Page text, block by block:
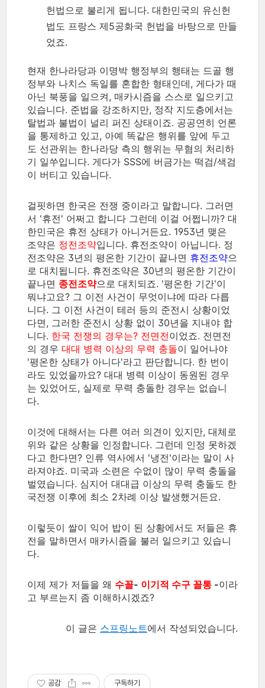
헌법으로 불리게 됩니다. 대한민국의 유신헌
법도 프랑스 제5공화국 헌법을 바탕으로 만들
었죠.
현재 한나라당과 이명박 행정부의 행태는 드골 행
정부와 나치스 독일를 혼합한 형태인데, 게다가 때
아닌 북풍을 일으켜, 매카시즘을 스스로 일으키고
있습니다. 준법을 강조하지만, 정작 지도층에서는
탈법과 불법이 널리 퍼진 상태이죠. 공공연히 언론
을 통제하고 있고, 아예 똑같은 행위를 앞에 두고
도 선관위는 한나라당 측의 행위는 무혐의 처리하
기 일쑤입니다. 게다가 SSS에 버금가는 떡검/색검
이 버티고 있습니다.
걸핏하면 한국은 전쟁 중이라고 말합니다. 그러면
서 '휴전' 어쩌고 합니다 그런데 이걸 어쩝니까? 대
한민국은 휴전 상태가 아니거든요. 1953년 맺은
조약은 정전조약입니다. 휴전조약이 아닙니다. 정
전조약은 3년의 평온한 기간이 끝나면 휴전조약으
로 대치됩니다. 휴전조약은 30년의 평온한 기간이
끝나면 종전조약으로 대치되죠. '평온한 기간'이
뭐냐고요? 그 이전 사건이 무엇이냐에 따라 다릅
니다. 그 이전 사건이 테러 등의 준전시 상황이었
다면, 그러한 준전시 상황 없이 30년을 지내야 합
니다. 한국 전쟁의 경우는? 전면전이었죠. 전면전
의 경우 대대 병력 이상의 무력 충돌이 일어나야
'평온한 상태가 아니다'라고 판단합니다. 한 번이
라도 있었을까요? 대대 병력 이상이 동원된 경우
는 있었어도, 실제로 무력 충돌한 경우는 없습니
다.
이것에 대해서는 다른 여러 의견이 있지만, 대체로
위와 같은 상황을 인정합니다. 그런데 인정 못하겠
다고 한다면? 인류 역사에서 '냉전'이라는 말이 사
라져야죠. 미국과 소련은 수없이 많이 무력 충돌을
벌였습니다. 심지어 대대급 이상의 무력 충돌도 한
국전쟁 이후에 최소 2차례 이상 발생했거든요.
이렇듯이 쌀이 익어 밥이 된 상황에서도 저들은 휴
전을 말하면서 매카시즘을 불러 일으키고 있습니
다.
이제 제가 저들을 왜 수꼴- 이기적 수구 꼴통 -이라
고 부르는지 좀 이해하시겠죠?
이 글은 스프링노트에서 작성되었습니다.
공감 구독하기